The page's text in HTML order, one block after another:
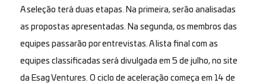
A seleção terá duas etapas. Na primeira, serão analisadas
as propostas apresentadas. Na segunda, os membros das
equipes passarão por entrevistas. A lista final com as
equipes classificadas será divulgada em 5 de julho, no site
da Esag Ventures. O ciclo de aceleração começa em 14 de